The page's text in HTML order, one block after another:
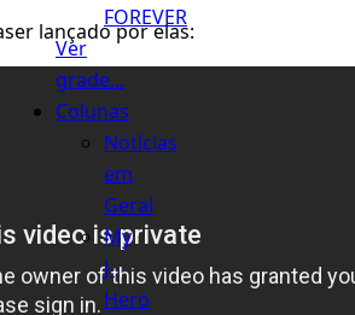
FOREVER
Ver
grade...
Colunas
Notícias
em
Geral
My
J-
Hero
lançado por elas: